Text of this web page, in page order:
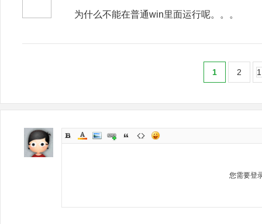
为什么不能在普通win里面运行呢。。。
1 2
您需要登